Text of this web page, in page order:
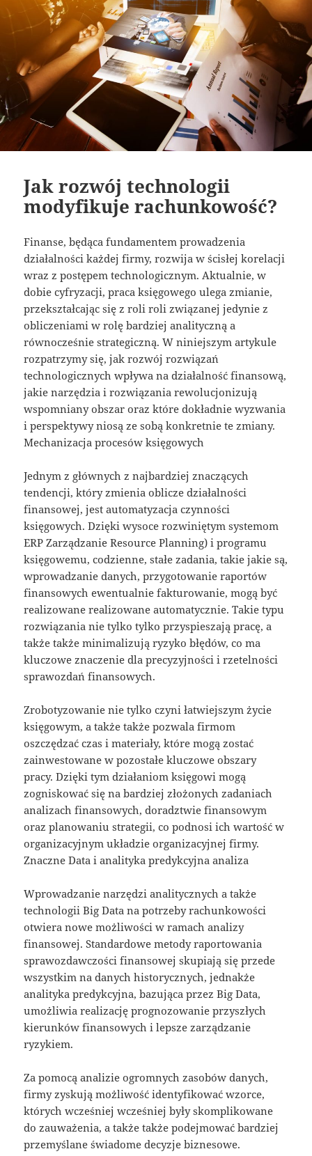
Jak rozwój technologii
modyfikuje rachunkowość?
Finanse, będąca fundamentem prowadzenia
działalności każdej firmy, rozwija w ścisłej korelacji
wraz z postępem technologicznym. Aktualnie, w
dobie cyfryzacji, praca księgowego ulega zmianie,
przekształcając się z roli roli związanej jedynie z
obliczeniami w rolę bardziej analityczną a
równocześnie strategiczną. W niniejszym artykule
rozpatrzymy się, jak rozwój rozwiązań
technologicznych wpływa na działalność finansową,
jakie narzędzia i rozwiązania rewolucjonizują
wspomniany obszar oraz które dokładnie wyzwania
i perspektywy niosą ze sobą konkretnie te zmiany.
Mechanizacja procesów księgowych
Jednym z głównych z najbardziej znaczących
tendencji, który zmienia oblicze działalności
finansowej, jest automatyzacja czynności
księgowych. Dzięki wysoce rozwiniętym systemom
ERP Zarządzanie Resource Planning) i programu
księgowemu, codzienne, stałe zadania, takie jakie są,
wprowadzanie danych, przygotowanie raportów
finansowych ewentualnie fakturowanie, mogą być
realizowane realizowane automatycznie. Takie typu
rozwiązania nie tylko tylko przyspieszają pracę, a
także także minimalizują ryzyko błędów, co ma
kluczowe znaczenie dla precyzyjności i rzetelności
sprawozdań finansowych.
Zrobotyzowanie nie tylko czyni łatwiejszym życie
księgowym, a także także pozwala firmom
oszczędzać czas i materiały, które mogą zostać
zainwestowane w pozostałe kluczowe obszary
pracy. Dzięki tym działaniom księgowi mogą
zogniskować się na bardziej złożonych zadaniach
analizach finansowych, doradztwie finansowym
oraz planowaniu strategii, co podnosi ich wartość w
organizacyjnym układzie organizacyjnej firmy.
Znaczne Data i analityka predykcyjna analiza
Wprowadzanie narzędzi analitycznych a także
technologii Big Data na potrzeby rachunkowości
otwiera nowe możliwości w ramach analizy
finansowej. Standardowe metody raportowania
sprawozdawczości finansowej skupiają się przede
wszystkim na danych historycznych, jednakże
analityka predykcyjna, bazująca przez Big Data,
umożliwia realizację prognozowanie przyszłych
kierunków finansowych i lepsze zarządzanie
ryzykiem.
Za pomocą analizie ogromnych zasobów danych,
firmy zyskują możliwość identyfikować wzorce,
których wcześniej wcześniej były skomplikowane
do zauważenia, a także także podejmować bardziej
przemyślane świadome decyzje biznesowe.